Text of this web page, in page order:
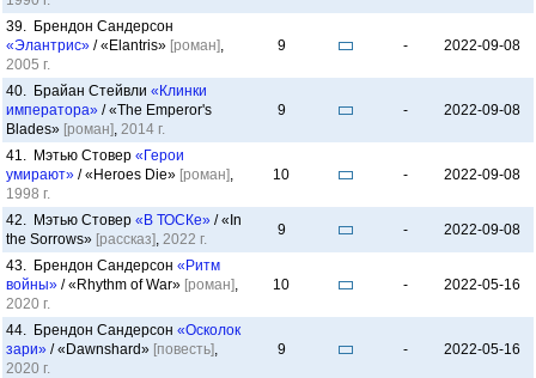
39. Брендон Сандерсон
«Элантрис» / «Elantris» [роман],
2005 г.
9 - 2022-09-08
40. Брайан Стейвли «Клинки
императора» / «The Emperor's
Blades» [роман], 2014 г.
9 - 2022-09-08
41. Мэтью Стовер «Герои
умирают» / «Heroes Die» [роман],
1998 г.
10 - 2022-09-08
42. Мэтью Стовер «В ТОСКе» / «In
the Sorrows» [рассказ], 2022 г.
9 - 2022-09-08
43. Брендон Сандерсон «Ритм
войны» / «Rhythm of War» [роман],
2020 г.
10 - 2022-05-16
44. Брендон Сандерсон «Осколок
зари» / «Dawnshard» [повесть],
2020 г.
9 - 2022-05-16